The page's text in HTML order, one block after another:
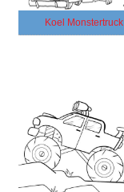
Koel Monstertruck